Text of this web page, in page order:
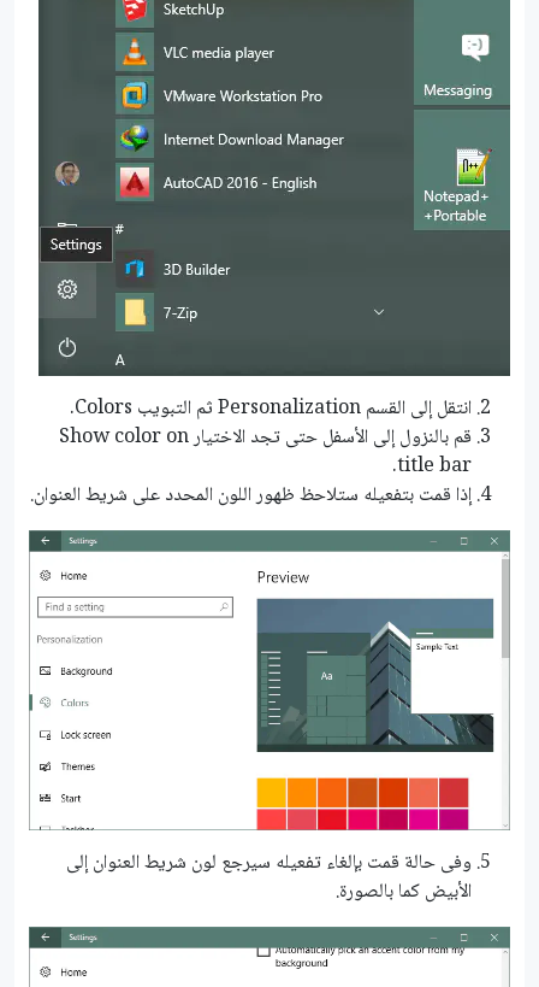
انتقل إلى القسم Personalization ثم التبويب Colors.
قم بالنزول إلى الأسفل حتى تجد الاختيار Show color on
title bar.
إذا قمت بتفعيله ستلاحظ ظهور اللون المحدد على شريط العنوان.
وفى حالة قمت بإلغاء تفعيله سيرجع لون شريط العنوان إلى
الأبيض كما بالصورة.